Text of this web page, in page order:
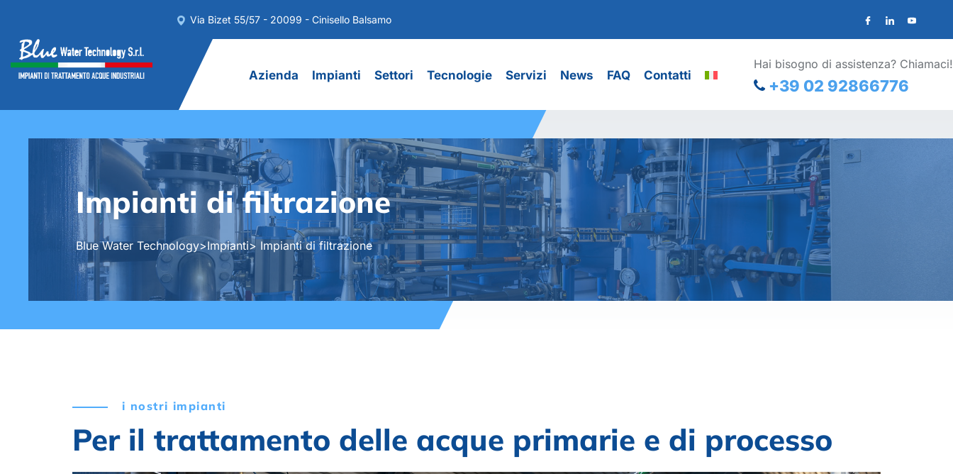
Via Bizet 55/57 - 20099 - Cinisello Balsamo
Azienda Impianti Settori Tecnologie Servizi News FAQ Contatti
Hai bisogno di assistenza? Chiamaci!
+39 02 92866776
Impianti di filtrazione
Blue Water Technology>Impianti> Impianti di filtrazione
i nostri impianti
Per il trattamento delle acque primarie e di processo